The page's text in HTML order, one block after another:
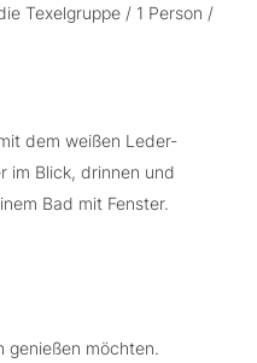
Texelgruppe / 1 Person /
dem weißen Leder-
im Blick, drinnen und
Bad mit Fenster.
genießen möchten.